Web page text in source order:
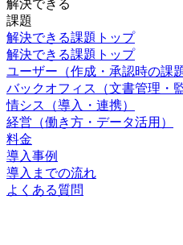
解決できる
課題
解決できる課題トップ
解決できる課題トップ
ユーザー （作成・承認時の課題
バックオフィス
（文書管理・
情シス
（導入・連携）
経営 （働き方・データ活用）
料金
導入事例
導入までの流れ
よくある質問